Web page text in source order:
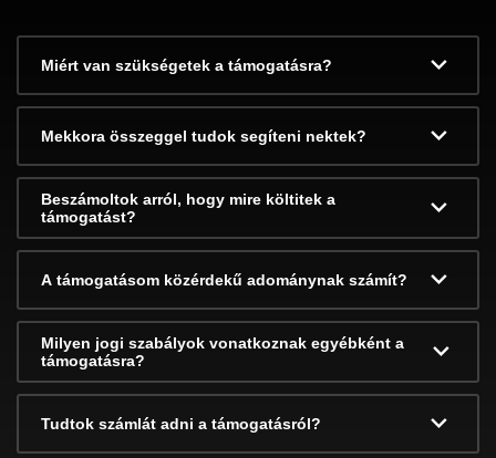
Miért van szükségetek a támogatásra?
Mekkora összeggel tudok segíteni nektek?
Beszámoltok arról, hogy mire költitek a
támogatást?
A támogatásom közérdekű adománynak számít?
Milyen jogi szabályok vonatkoznak egyébként a
támogatásra?
Tudtok számlát adni a támogatásról?